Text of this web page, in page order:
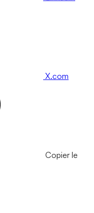
X.com
Copier le